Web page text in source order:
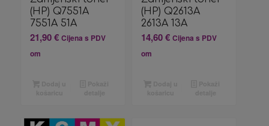
(HP) Q7551A
7551A 51A
21,90€ Cijena s PDV
om
(HP) Q2613A
2613A 13A
14,60€ Cijena s PDV
om